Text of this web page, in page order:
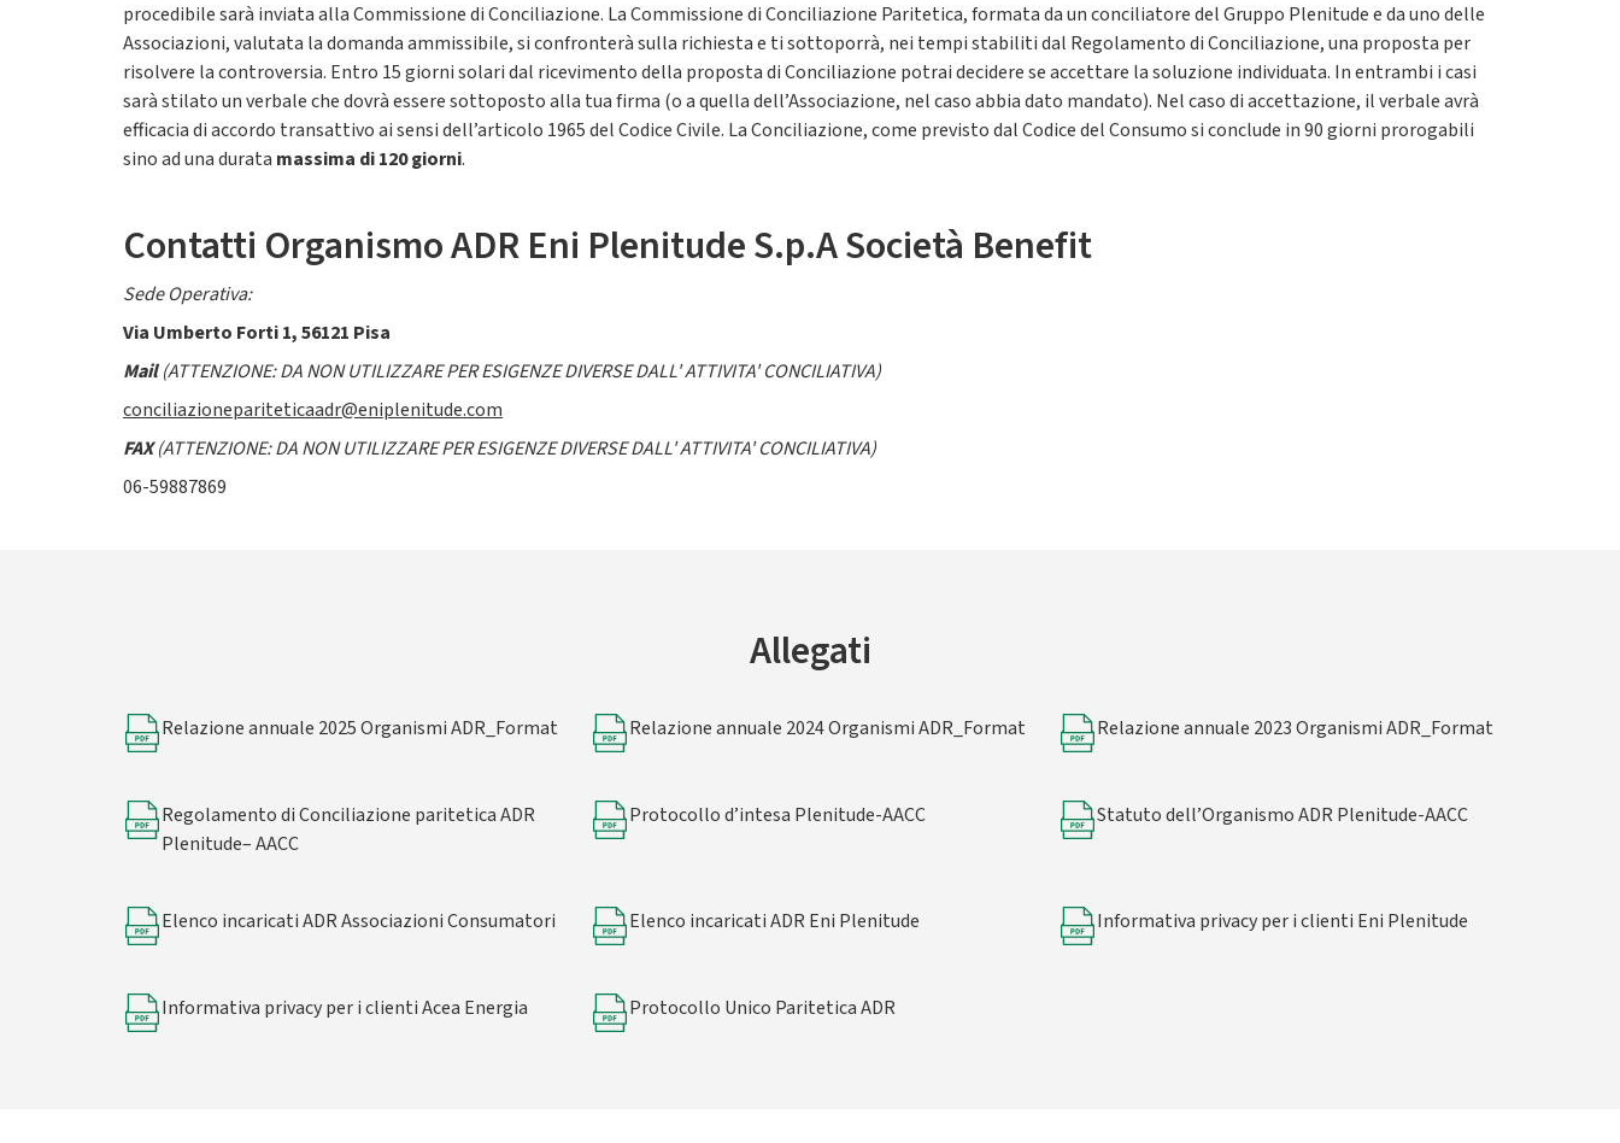
procedibile sarà inviata alla Commissione di Conciliazione. La Commissione di Conciliazione Paritetica, formata da un conciliatore del Gruppo Plenitude e da uno delle
Associazioni, valutata la domanda ammissibile, si confronterà sulla richiesta e ti sottoporrà, nei tempi stabiliti dal Regolamento di Conciliazione, una proposta per
risolvere la controversia. Entro 15 giorni solari dal ricevimento della proposta di Conciliazione potrai decidere se accettare la soluzione individuata. In entrambi i casi
sarà stilato un verbale che dovrà essere sottoposto alla tua firma (o a quella dell’Associazione, nel caso abbia dato mandato). Nel caso di accettazione, il verbale avrà
efficacia di accordo transattivo ai sensi dell’articolo 1965 del Codice Civile. La Conciliazione, come previsto dal Codice del Consumo si conclude in 90 giorni prorogabili
sino ad una durata massima di 120 giorni.
Contatti Organismo ADR Eni Plenitude S.p.A Società Benefit
Sede Operativa:
Via Umberto Forti 1, 56121 Pisa
Mail(ATTENZIONE: DA NON UTILIZZARE PER ESIGENZE DIVERSE DALL' ATTIVITA' CONCILIATIVA)
conciliazionepariteticaadr@eniplenitude.com
FAX (ATTENZIONE: DA NON UTILIZZARE PER ESIGENZE DIVERSE DALL' ATTIVITA' CONCILIATIVA)
06-59887869
Allegati
Relazione annuale 2025 Organismi ADR_Format Relazione annuale 2024 Organismi ADR_Format Relazione annuale 2023 Organismi ADR_Format
Regolamento di Conciliazione paritetica ADR
Plenitude– AACC
Protocollo d’intesa Plenitude-AACC Statuto dell’Organismo ADR Plenitude-AACC
Elenco incaricati ADR Associazioni Consumatori Elenco incaricati ADR Eni Plenitude Informativa privacy per i clienti Eni Plenitude
Informativa privacy per i clienti Acea Energia Protocollo Unico Paritetica ADR